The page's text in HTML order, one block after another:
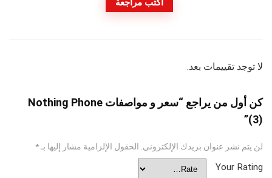
اكتب مراجعة
لا توجد تقييمات بعد.
كن أول من يراجع “سعر و مواصفات Nothing Phone
(3)”
لن يتم نشر عنوان بريدك الإلكتروني. الحقول الإلزامية مشار إليها بـ*
Your Rating